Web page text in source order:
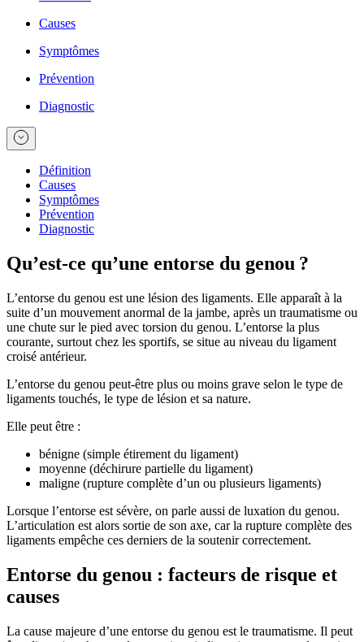
Causes
Symptômes
Prévention
Diagnostic
Définition
Causes
Symptômes
Prévention
Diagnostic
Qu’est-ce qu’une entorse du genou ?
L’entorse du genou est une lésion des ligaments. Elle apparaît à la
suite d’un mouvement anormal de la jambe, après un traumatisme ou
une chute sur le pied avec torsion du genou. L’entorse la plus
courante, surtout chez les sportifs, se situe au niveau du ligament
croisé antérieur.
L’entorse du genou peut-être plus ou moins grave selon le type de
ligaments touchés, le type de lésion et sa nature.
Elle peut être :
bénigne (simple étirement du ligament)
moyenne (déchirure partielle du ligament)
maligne (rupture complète d’un ou plusieurs ligaments)
Lorsque l’entorse est sévère, on parle aussi de luxation du genou.
L’articulation est alors sortie de son axe, car la rupture complète des
ligaments empêche ces derniers de la soutenir correctement.
Entorse du genou : facteurs de risque et
causes
La cause majeure d’une entorse du genou est le traumatisme. Il peut